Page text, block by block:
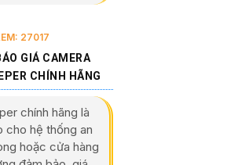
27017
GIÁ CAMERA
CHÍNH HÃNG
chính hãng là
cho hệ thống an
hoặc cửa hàng